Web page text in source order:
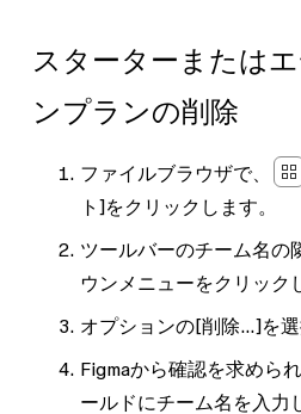
スターターまたは
ンプランの削除
ファイルブラウザで、
ト]をクリックします。
ツールバーのチーム名の
ウンメニューをクリック
オプションの[削除...]を選
Figmaから確認を求めら
ールドにチーム名を入力